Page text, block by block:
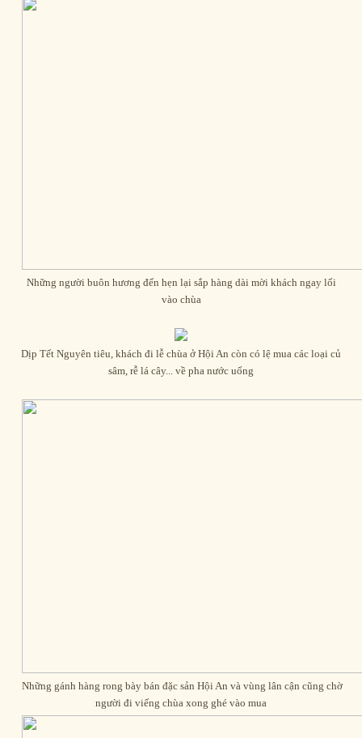
Những người buôn hương đến hẹn lại sắp hàng dài mời khách ngay lối
vào chùa
Dịp Tết Nguyên tiêu, khách đi lễ chùa ở Hội An còn có lệ mua các loại củ
sâm, rễ lá cây... về pha nước uống
Những gánh hàng rong bày bán đặc sản Hội An và vùng lân cận cũng chờ
người đi viếng chùa xong ghé vào mua